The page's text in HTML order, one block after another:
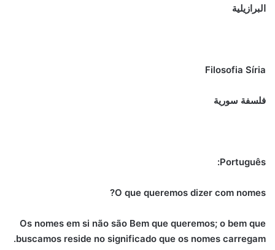
البرازيلية
Filosofia Síria
فلسفة سورية
Português:
O que queremos dizer com nomes?
Os nomes em si não são Bem que queremos; o bem que
buscamos reside no significado que os nomes carregam.